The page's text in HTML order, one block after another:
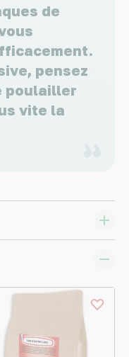
de
pensez
poulailler
vite la